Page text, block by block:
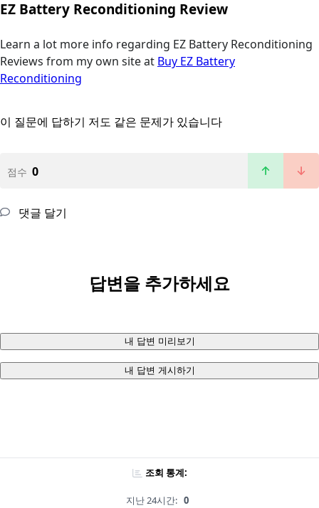
EZ Battery Reconditioning Review
Learn a lot more info regarding EZ Battery Reconditioning
Reviews from my own site at Buy EZ Battery
Reconditioning
이 질문에 답하기 저도 같은 문제가 있습니다
점수 0
댓글 달기
답변을 추가하세요
내 답변 미리보기
내 답변 게시하기
조회 통계:
지난 24시간: 0